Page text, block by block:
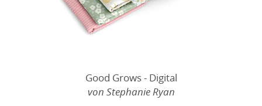
Good Grows - Digital
von Stephanie Ryan